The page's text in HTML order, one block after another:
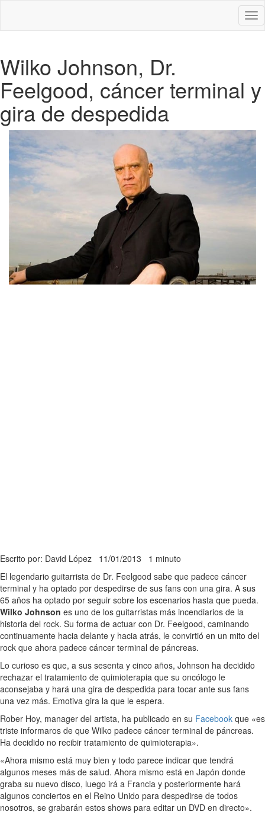
Wilko Johnson, Dr.
Feelgood, cáncer terminal y
gira de despedida
Escrito por: David López 11/01/2013 1 minuto
El legendario guitarrista de Dr. Feelgood sabe que padece cáncer
terminal y ha optado por despedirse de sus fans con una gira. A sus
65 años ha optado por seguir sobre los escenarios hasta que pueda.
Wilko Johnson es uno de los guitarristas más incendiarios de la
historia del rock. Su forma de actuar con Dr. Feelgood, caminando
continuamente hacia delante y hacia atrás, le convirtió en un mito del
rock que ahora padece cáncer terminal de páncreas.
Lo curioso es que, a sus sesenta y cinco años, Johnson ha decidido
rechazar el tratamiento de quimioterapia que su oncólogo le
aconsejaba y hará una gira de despedida para tocar ante sus fans
una vez más. Emotiva gira la que le espera.
Rober Hoy, manager del artista, ha publicado en su Facebook que «es
triste informaros de que Wilko padece cáncer terminal de páncreas.
Ha decidido no recibir tratamiento de quimioterapia».
«Ahora mismo está muy bien y todo parece indicar que tendrá
algunos meses más de salud. Ahora mismo está en Japón donde
graba su nuevo disco, luego irá a Francia y posteriormente hará
algunos conciertos en el Reino Unido para despedirse de todos
nosotros, se grabarán estos shows para editar un DVD en directo».